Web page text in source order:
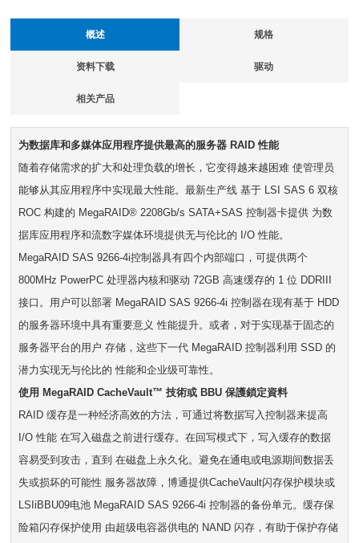
概述 规格
资料下载 驱动
相关产品
为数据库和多媒体应用程序提供最高的服务器 RAID 性能
随着存储需求的扩大和处理负载的增长，它变得越来越困难 使管理员
能够从其应用程序中实现最大性能。最新生产线 基于 LSI SAS 6 双核
ROC 构建的 MegaRAID® 2208Gb/s SATA+SAS 控制器卡提供 为数
据库应用程序和流数字媒体环境提供无与伦比的 I/O 性能。
MegaRAID SAS 9266-4i控制器具有四个内部端口，可提供两个
800MHz PowerPC 处理器内核和驱动 72GB 高速缓存的 1 位 DDRIII
接口。用户可以部署 MegaRAID SAS 9266-4i 控制器在现有基于 HDD
的服务器环境中具有重要意义 性能提升。或者，对于实现基于固态的
服务器平台的用户 存储，这些下一代 MegaRAID 控制器利用 SSD 的
潜力实现无与伦比的 性能和企业级可靠性。
使用 MegaRAID CacheVault™ 技術或 BBU 保護鎖定資料
RAID 缓存是一种经济高效的方法，可通过将数据写入控制器来提高
I/O 性能 在写入磁盘之前进行缓存。在回写模式下，写入缓存的数据
容易受到攻击，直到 在磁盘上永久化。避免在通电或电源期间数据丢
失或损坏的可能性 服务器故障，博通提供CacheVault闪存保护模块或
LSIiBBU09电池 MegaRAID SAS 9266-4i 控制器的备份单元。缓存保
险箱闪存保护使用 由超级电容器供电的 NAND 闪存，有助于保护存储